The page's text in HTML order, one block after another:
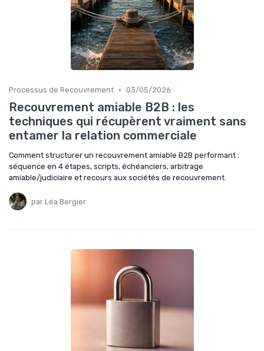
Processus de Recouvrement • 03/05/2026
Recouvrement amiable B2B : les
techniques qui récupèrent vraiment sans
entamer la relation commerciale
Comment structurer un recouvrement amiable B2B performant :
séquence en 4 étapes, scripts, échéanciers, arbitrage
amiable/judiciaire et recours aux sociétés de recouvrement.
par Léa Bergier